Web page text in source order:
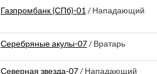
Газпромбанк (СПб)-01 / Нападающий
Серебряные акулы-07 / Вратарь
Северная звезда-07 / Нападающий